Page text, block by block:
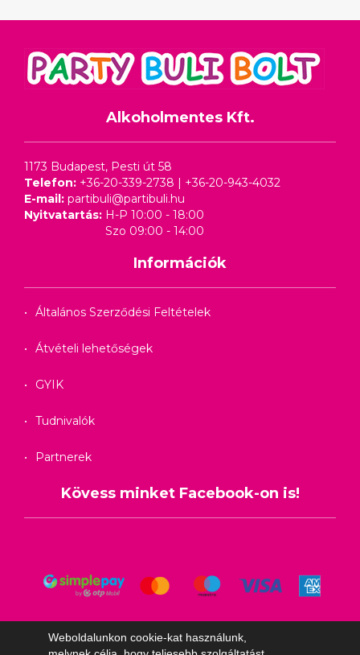
Alkoholmentes Kft.
1173 Budapest, Pesti út 58
Telefon: +36-20-339-2738 | +36-20-943-4032
E-mail: partibuli@partibuli.hu
Nyitvatartás: H-P 10:00 - 18:00
Szo 09:00 - 14:00
Információk
Általános Szerződési Feltételek
Átvételi lehetőségek
GYIK
Tudnivalók
Partnerek
Kövess minket Facebook-on is!
Weboldalunkon cookie-kat használunk,